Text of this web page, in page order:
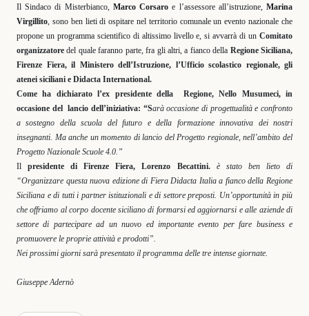
Il Sindaco di Misterbianco, Marco Corsaro e l’assessore all’istruzione,Marina
Virgillito , sono ben lieti di ospitare nel territorio comunale un evento nazionale che
propone un programma scientifico di altissimo livello e, si avvarrà di un Comitato
organizzatore del quale faranno parte, fra gli altri, a fianco della Regione Siciliana,
Firenze Fiera, il Ministero dell’Istruzione, l’Ufficio scolastico regionale, gli
atenei siciliani e Didacta International.
Come ha dichiarato l’ex presidente della
Regione, Nello Musumeci, in
occasione del lancio dell’iniziativa: “Sarà occasione di progettualità e confronto
a sostegno della scuola del futuro e della formazione innovativa dei nostri
insegnanti. Ma anche un momento di lancio del Progetto regionale, nell’ambito del
Progetto Nazionale Scuole 4.0.”
Ilpresidente di Firenze Fiera, Lorenzo Becattini.è stato ben lieto di
“Organizzare questa nuova edizione di Fiera Didacta Italia a fianco della Regione
Siciliana e di tutti i partner istituzionali e di settore preposti. Un’opportunità in più
che offriamo al corpo docente siciliano di formarsi ed aggiornarsi e alle aziende di
settore di partecipare ad un nuovo ed importante evento per fare business e
promuovere le proprie attività e prodotti”.
Nei prossimi giorni sarà presentato il programma delle tre intense giornate.
Giuseppe Adernò